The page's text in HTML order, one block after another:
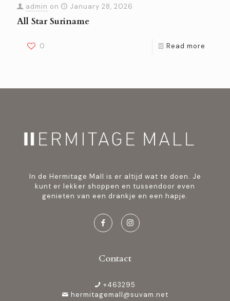
admin on January 28, 2026
All Star Suriname
0 Read more
In de Hermitage Mall is er altijd wat te doen. Je
kunt er lekker shoppen en tussendoor even
genieten van een drankje en een hapje.
Contact
+463295
hermitagemall@suvam.net